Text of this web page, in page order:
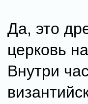
Да, это
церковь
Внутри